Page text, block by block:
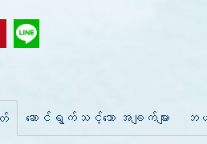
ဆောင်ရွက်သင့်သော အချက်များ ဘ